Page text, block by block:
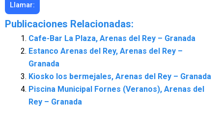
Llamar:
Publicaciones Relacionadas:
Cafe-Bar La Plaza, Arenas del Rey – Granada
Estanco Arenas del Rey, Arenas del Rey –
Granada
Kiosko los bermejales, Arenas del Rey – Granada
Piscina Municipal Fornes (Veranos), Arenas del
Rey – Granada